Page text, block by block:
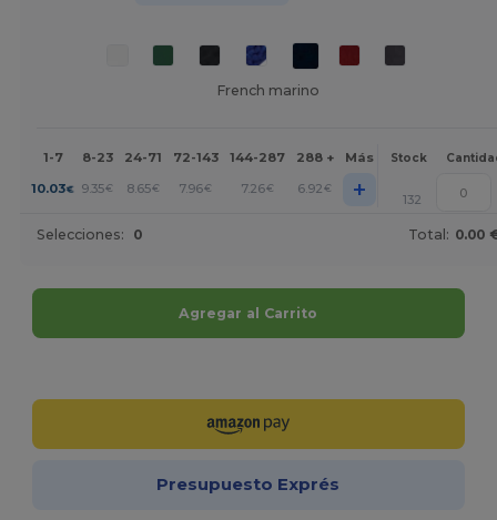
French marino
1-7 8-23 24-71 72-143 144-287 288 + Más Stock
10.03€ 9.35€ 8.65€ 7.96€ 7.26€ 6.92 € + 132
Selecciones: 0 Total: 0.00
Agregar al Carrito
Presupuesto Exprés